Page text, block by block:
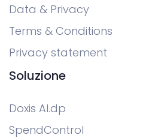
Data & Privacy
Terms & Conditions
Privacy statement
Soluzione
Doxis AI.dp
SpendControl